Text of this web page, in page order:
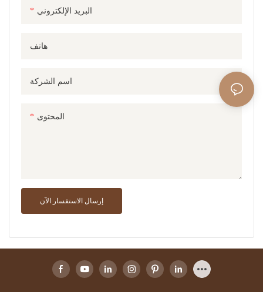
البريد الإلكتروني
هاتف
اسم الشركة
المحتوى
إرسال الاستفسار الآن